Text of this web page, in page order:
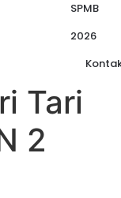
SPMB
2026
Tari
2